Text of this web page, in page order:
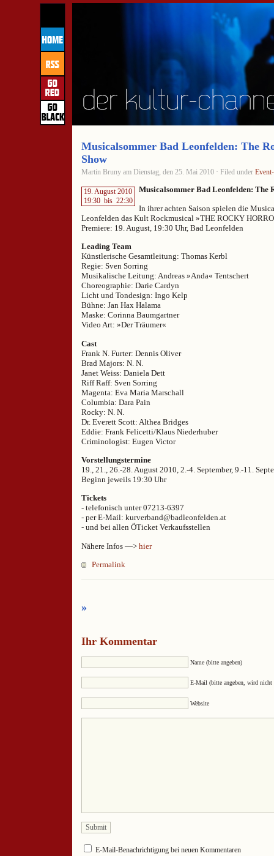
Musicalsommer Bad Leonfelden: The
Show
Martin Bruny am Dienstag, den 25. Mai 2010 · Filed under
19. August 2010
19:30 bis 22:30
Musicalsommer Bad Leonfelden: The
In ihrer achten Saison spielen die
Leonfelden das Kult Rockmusical »THE ROCKY
Premiere: 19. August, 19:30 Uhr, Bad Leonfelden
Leading Team
Künstlerische Gesamtleitung: Thomas Kerbl
Regie: Sven Sorring
Musikalische Leitung: Andreas »Anda« Tentschert
Choreographie: Darie Cardyn
Licht und Tondesign: Ingo Kelp
Bühne: Jan Hax Halama
Maske: Corinna Baumgartner
Video Art: »Der Träumer«
Cast
Frank N. Furter: Dennis Oliver
Brad Majors: N. N.
Janet Weiss: Daniela Dett
Riff Raff: Sven Sorring
Magenta: Eva Maria Marschall
Columbia: Dara Pain
Rocky: N. N.
Dr. Everett Scott: Althea Bridges
Eddie: Frank Felicetti/Klaus Niederhuber
Criminologist: Eugen Victor
Vorstellungstermine
19., 21., 26.-28. August 2010, 2.-4. September, 9.-11.
Beginn jeweils 19:30 Uhr
Tickets
- telefonisch unter 07213-6397
- per E-Mail: kurverband@badleonfelden.at
- und bei allen ÖTicket Verkaufsstellen
Nähere Infos —> hier
Permalink
»
Ihr Kommentar
Name (bitte angeben)
E-Mail (bitte angeben, wird nicht
Website
E-Mail-Benachrichtigung bei neuen Kommentaren